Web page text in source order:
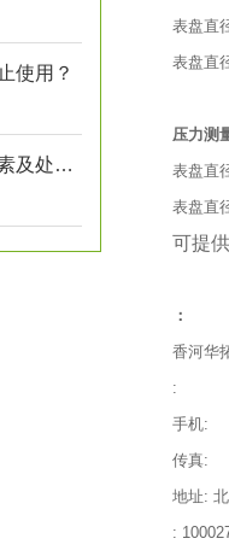
使用？
wika压力表测量精度的影响因素及处理方法分析
表盘直
表盘
压力测
表盘
表盘直
可提
：
香河华
:
手机:
传真:
地址:
: